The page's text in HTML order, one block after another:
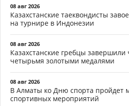
08 авг 2026
Казахстанские таеквондисты
на турнире в Индонезии
08 авг 2026
Казахстанские гребцы
четырьмя золотыми медалями
08 авг 2026
В Алматы ко Дню спорта пройдет
спортивных мероприятий